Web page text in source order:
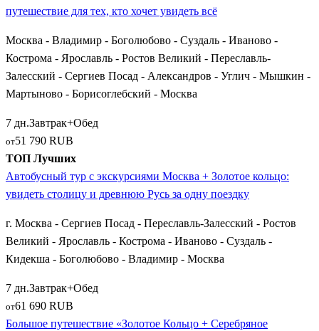
предпочтений, вы можете выбрать как классический тур
паломнические маршруты в Серафимо-Дивеевский
монастырь (поселокДивеево), историческийСмоленск
старинную Вязьму.
сезонность. Короткие поездки на 2–3 дня идеальны для
выходных, а большие круговые туры на 7–9 дней позволят без
спешки осмотреть все главные достопримечательности.
Каждая такая поездка станет ярким и познавательным
событием, открывающим величие и красоту русской земли!
путешествие для тех, кто хочет увидеть всё
Москва - Владимир - Боголюбово - Суздаль - Иваново -
Кострома - Ярославль - Ростов Великий - Переславль-
Залесский - Сергиев Посад - Александров - Углич - Мышкин -
Мартыново - Борисоглебский - Москва
7 дн.Завтрак+Обед
от51 790 RUB
ТОП Лучших
Автобусный тур с экскурсиями Москва + Золотое кольцо:
увидеть столицу и древнюю Русь за одну поездку
г. Москва - Сергиев Посад - Переславль-Залесский - Ростов
Великий - Ярославль - Кострома - Иваново - Суздаль -
Кидекша - Боголюбово - Владимир - Москва
7 дн.Завтрак+Обед
от61 690 RUB
Большое путешествие «Золотое Кольцо + Серебряное